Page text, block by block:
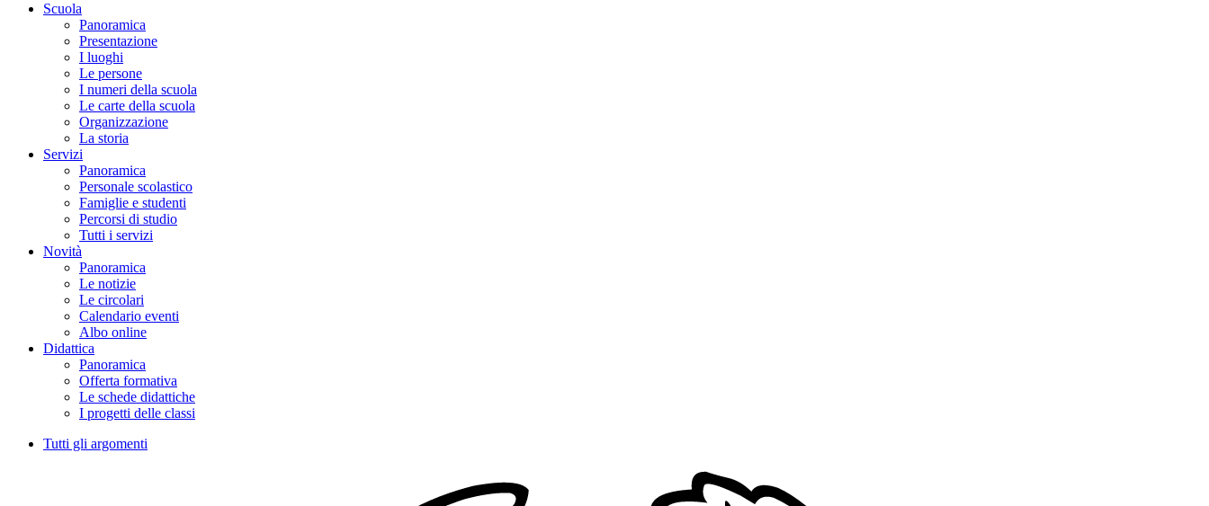
Scuola
Panoramica
Presentazione
I luoghi
Le persone
I numeri della scuola
Le carte della scuola
Organizzazione
La storia
Servizi
Panoramica
Personale scolastico
Famiglie e studenti
Percorsi di studio
Tutti i servizi
Novità
Panoramica
Le notizie
Le circolari
Calendario eventi
Albo online
Didattica
Panoramica
Offerta formativa
Le schede didattiche
I progetti delle classi
Tutti gli argomenti